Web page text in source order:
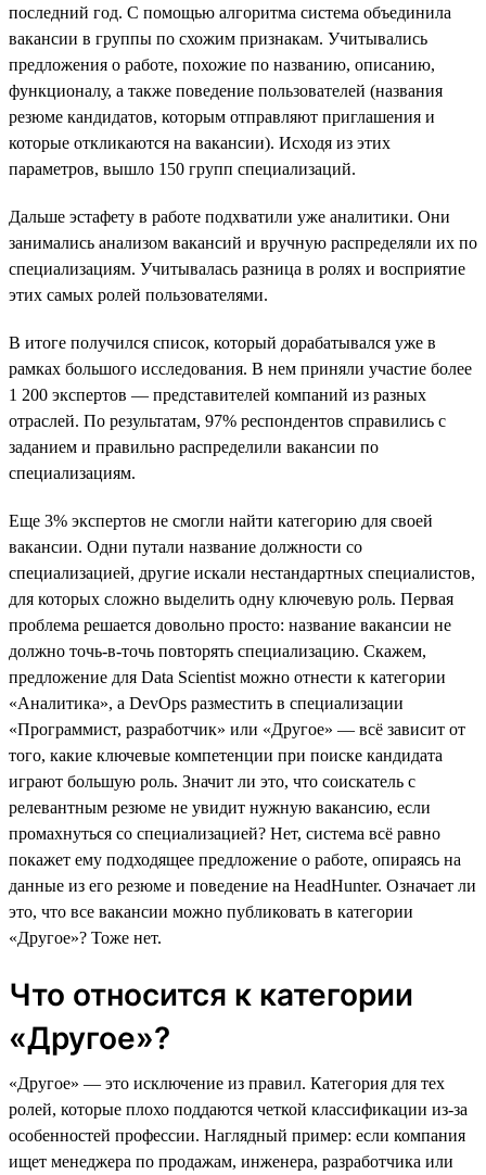
последний год. С помощью алгоритма система объединила
вакансии в группы по схожим признакам. Учитывались
предложения о работе, похожие по названию, описанию,
функционалу, а также поведение пользователей (названия
резюме кандидатов, которым отправляют приглашения и
которые откликаются на вакансии). Исходя из этих
параметров, вышло 150 групп специализаций.
Дальше эстафету в работе подхватили уже аналитики. Они
занимались анализом вакансий и вручную распределяли их по
специализациям. Учитывалась разница в ролях и восприятие
этих самых ролей пользователями.
В итоге получился список, который дорабатывался уже в
рамках большого исследования. В нем приняли участие более
1 200 экспертов — представителей компаний из разных
отраслей. По результатам, 97% респондентов справились с
заданием и правильно распределили вакансии по
специализациям.
Еще 3% экспертов не смогли найти категорию для своей
вакансии. Одни путали название должности со
специализацией, другие искали нестандартных специалистов,
для которых сложно выделить одну ключевую роль. Первая
проблема решается довольно просто: название вакансии не
должно точь-в-точь повторять специализацию. Скажем,
предложение для Data Scientist можно отнести к категории
«Аналитика», а DevOps разместить в специализации
«Программист, разработчик» или «Другое» — всё зависит от
того, какие ключевые компетенции при поиске кандидата
играют большую роль. Значит ли это, что соискатель с
релевантным резюме не увидит нужную вакансию, если
промахнуться со специализацией? Нет, система всё равно
покажет ему подходящее предложение о работе, опираясь на
данные из его резюме и поведение на HeadHunter. Означает ли
это, что все вакансии можно публиковать в категории
«Другое»? Тоже нет.
Что относится к категории
«Другое»?
«Другое» — это исключение из правил. Категория для тех
ролей, которые плохо поддаются четкой классификации из-за
особенностей профессии. Наглядный пример: если компания
ищет менеджера по продажам, инженера, разработчика или